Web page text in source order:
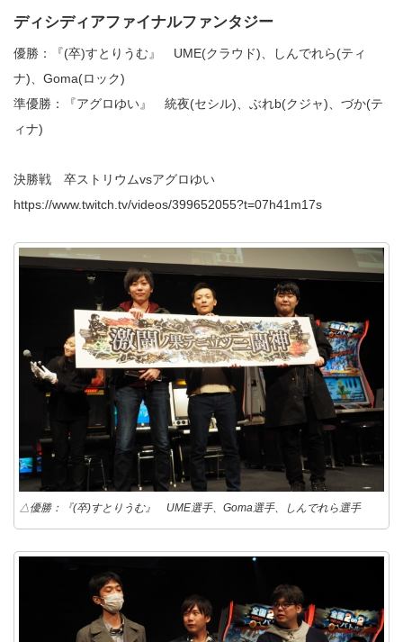
ディシディアファイナルファンタジー
優勝：『(卒)すとりうむ』 UME(クラウド)、しんでれら(ティ
ナ)、Goma(ロック)
準優勝：『アグロゆい』 統夜(セシル)、ぶれb(クジャ)、づか(テ
ィナ)
決勝戦 卒ストリウムvsアグロゆい
https://www.twitch.tv/videos/399652055?t=07h41m17s
△優勝：『(卒)すとりうむ』 UME選手、Goma選手、しんでれら選手